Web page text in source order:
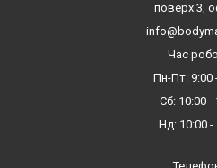
поверх 3,
Час
Пн-Пт: 9:00
Сб: 10:00 -
Нд: 10:00 -